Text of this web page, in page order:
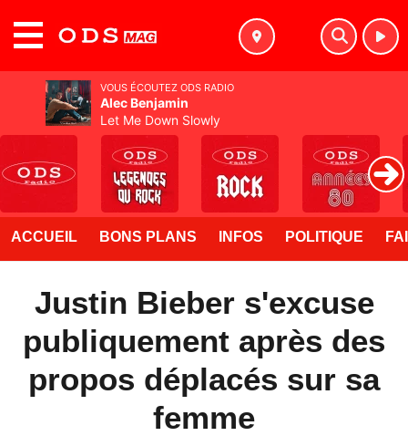
ACCUEIL BONS PLANS INFOS POLITIQUE
Justin Bieber s'excuse
publiquement après des
propos déplacés sur sa
femme
VOUS ÉCOUTEZ ODS RADIO
Alec Benjamin
Let Me Down Slowly